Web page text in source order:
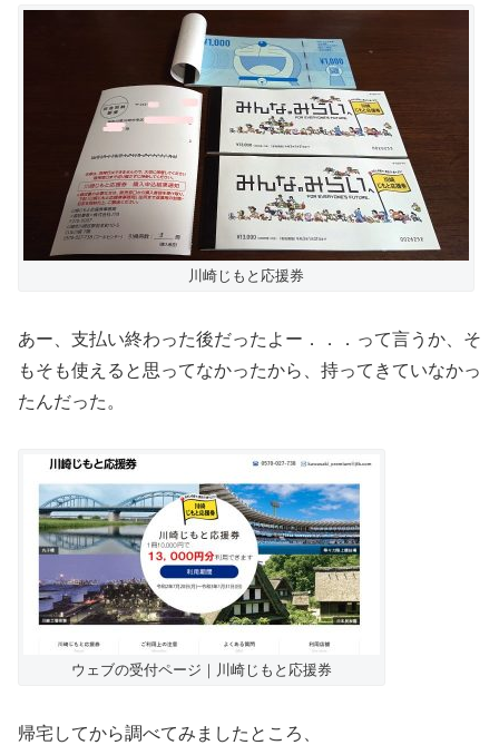
川崎じもと応援券
あー、支払い終わった後だったよー．．．って言うか、そ
もそも使えると思ってなかったから、持ってきていなかっ
たんだった。
ウェブの受付ページ｜川崎じもと応援券
帰宅してから調べてみましたところ、